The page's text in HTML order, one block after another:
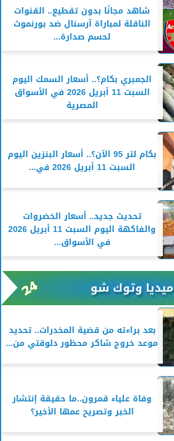
شاهد مجانًا بدون تقطيع.. القنوات
الناقلة لمباراة آرسنال ضد بورنموث
لحسم صدارة...
الجمبري بكام؟.. أسعار السمك اليوم
السبت 11 أبريل 2026 في الأسواق
المصرية
بكام لتر 95 الآن؟.. أسعار البنزين اليوم
السبت 11 أبريل 2026 في...
تحديث جديد.. أسعار الخضروات
والفاكهة اليوم السبت 11 أبريل 2026
في الأسواق...
ميديا وتوك شو
بعد براءته من قضية المخدرات.. تحديد
موعد خروج شاكر محظور دلوقتي من...
وفاة علياء قمرون..ما حقيقة إنتشار
الخبر وتصريح عمها الأخير؟